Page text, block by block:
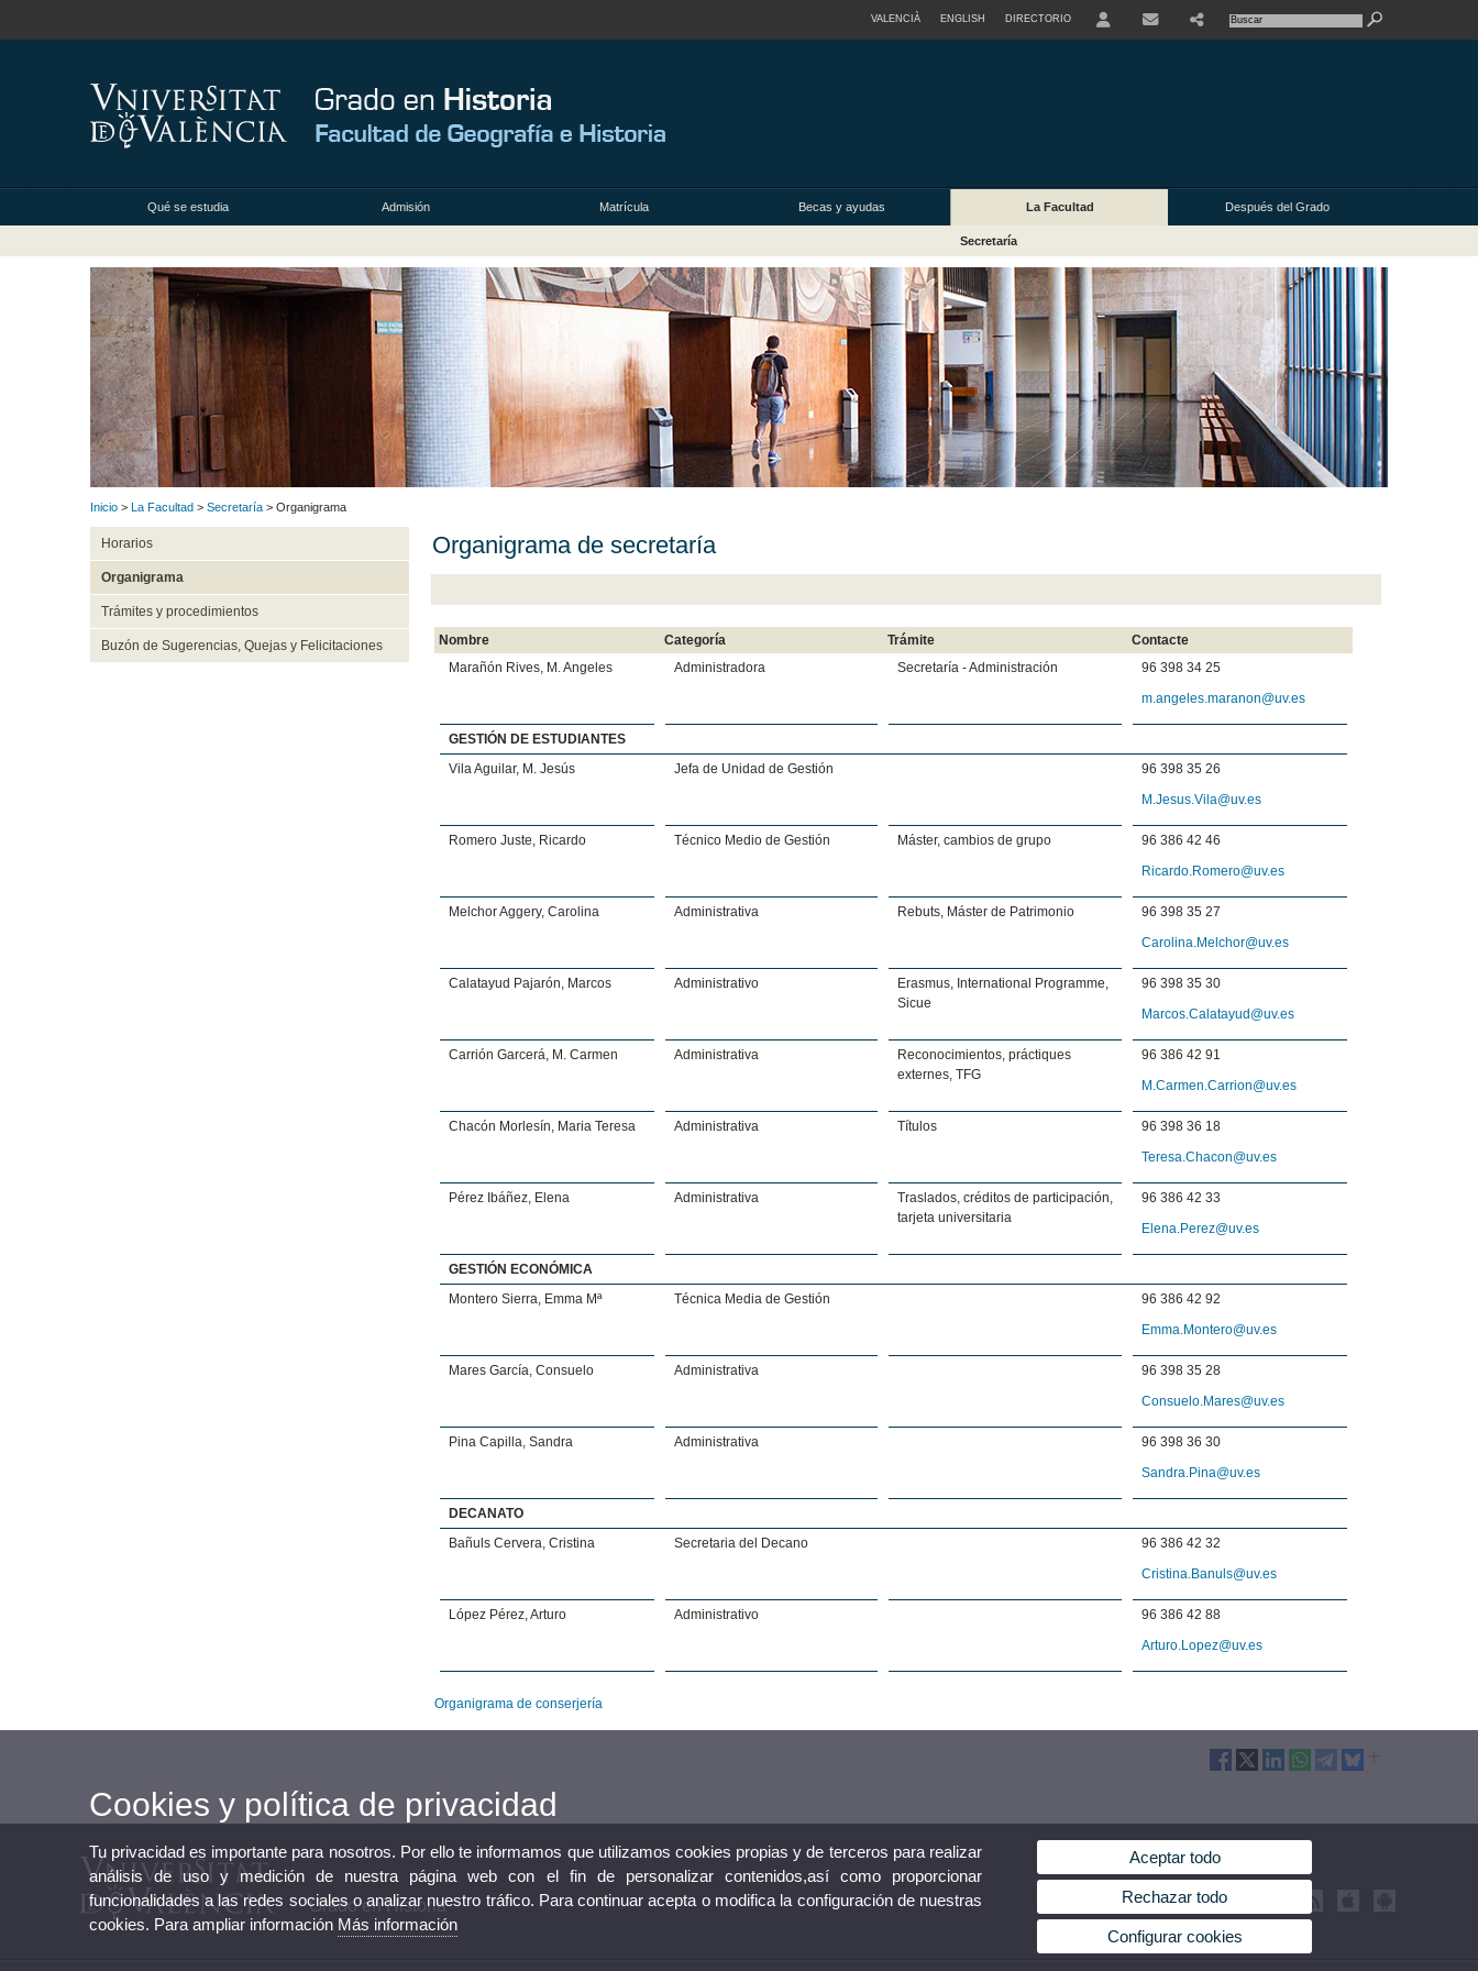
VALENCIÀ ENGLISH DIRECTORIO
Qué se estudia Admisión Matrícula Becas y ayudas La Facultad Después del Grado
Secretaría
Inicio > La Facultad > Secretaría > Organigrama
Horarios
Organigrama
Trámites y procedimientos
Buzón de Sugerencias, Quejas y Felicitaciones
Organigrama de secretaría
Nombre Categoría Trámite
Contacte
Marañón Rives, M. Angeles
Administradora Secretaría - Administración
96 398 34 25
m.angeles.maranon@uv.es
GESTIÓN DE ESTUDIANTES
Vila Aguilar, M. Jesús
Jefa de Unidad de Gestión
96 398 35 26
M.Jesus.Vila@uv.es
Romero Juste, Ricardo Técnico Medio de Gestión Máster, cambios de grupo
96 386 42 46
Ricardo.Romero@uv.es
Melchor Aggery, Carolina Administrativa Rebuts, Máster de Patrimonio
96 398 35 27
Carolina.Melchor@uv.es
Calatayud Pajarón, Marcos Administrativo
Erasmus, International Programme,
Sicue
96 398 35 30
Marcos.Calatayud@uv.es
Carrión Garcerá, M. Carmen Administrativa
Reconocimientos, práctiques
externes, TFG
96 386 42 91
M.Carmen.Carrion@uv.es
Chacón Morlesín, Maria Teresa Administrativa Títulos
96 398 36 18
Teresa.Chacon@uv.es
Pérez Ibáñez, Elena Administrativa
Traslados, créditos de participación,
tarjeta universitaria
96 386 42 33
Elena.Perez@uv.es
GESTIÓN ECONÓMICA
Montero Sierra, Emma Mª
Técnica Media de Gestión
96 386 42 92
Emma.Montero@uv.es
Mares García, Consuelo Administrativa
96 398 35 28
Consuelo.Mares@uv.es
Pina Capilla, Sandra Administrativa
96 398 36 30
Sandra.Pina@uv.es
DECANATO
Bañuls Cervera, Cristina
Secretaria del Decano
96 386 42 32
Cristina.Banuls@uv.es
López Pérez, Arturo Administrativo
96 386 42 88
Arturo.Lopez@uv.es
Organigrama de conserjería
Grado en Historia
Cookies y política de privacidad
Tu privacidad es importante para nosotros. Por ello te informamos que utilizamos cookies propias y de terceros para realizar
análisis de uso y medición de nuestra página web con el fin de personalizar contenidos,así como proporcionar
funcionalidades a las redes sociales o analizar nuestro tráfico. Para continuar acepta o modifica la configuración de nuestras
cookies. Para ampliar información Más información
Aceptar todo
Rechazar todo
Configurar cookies